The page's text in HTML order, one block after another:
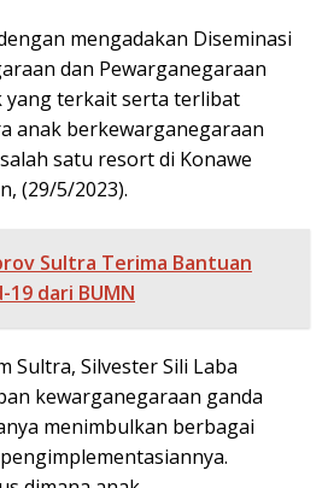
mengadakan Diseminasi
dan Pewarganegaraan
yang terkait serta terlibat
anak berkewarganegaraan
satu resort di Konawe
(29/5/2023).
Sultra Terima Bantuan
19 dari BUMN
Sultra, Silvester Sili Laba
kewarganegaraan ganda
menimbulkan berbagai